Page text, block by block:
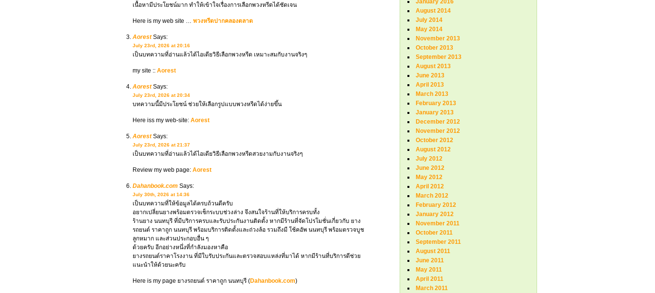
เนื้อหามีประโยชน์มาก ทำให้เข้าใจเรื่องการเลือกพวงหรีดได้ชัดเจน
Here is my web site … พวงหรีดปากคลองตลาด
AorestSays:
July 23rd, 2026 at 20:16
เป็นบทความที่อ่านแล้วได้ไอเดียวิธีเลือกพวงหรีด เหมาะสมกับงานจริงๆ
my site :: Aorest
AorestSays:
July 23rd, 2026 at 20:34
บทความนี้มีประโยชน์ ช่วยให้เลือกรูปแบบพวงหรีดได้ง่ายขึ้น
Here iss my web-site: Aorest
AorestSays:
July 23rd, 2026 at 21:37
เป็นบทความที่อ่านแล้วได้ไอเดียวิธีเลือกพวงหรีดสวยงามกับงานจริงๆ
Review my web page: Aorest
Dahanbook.com Says:
July 30th, 2026 at 14:36
เป็นบทความที่ให้ข้อมูลได้ครบถ้วนดีครับ
อยากเปลี่ยนยางพร้อมตรวจเช็กระบบช่วงล่าง จึงสนใจร้านที่ให้บริการครบทั้ง
ร้านยาง นนทบุรี ที่มีบริการครบและรับประกันงานติดตั้ง หากมีร้านที่จัดโปรโมชั่นเกี่ยวกับ ยาง
รถยนต์ ราคาถูก นนทบุรี พร้อมบริการติดตั้งและถ่วงล้อ รวมถึงมี โช้คอัพ นนทบุรี พร้อมตรวจบูช
ลูกหมาก และส่วนประกอบอื่น ๆ
ด้วยครับ อีกอย่างหนึ่งที่กำลังมองหาคือ
ยางรถยนต์ราคาโรงงาน ที่มีใบรับประกันและตรวจสอบแหล่งที่มาได้ หากมีร้านที่บริการดีช่วย
แนะนำให้ด้วยนะครับ
Here is my page ยางรถยนต์ ราคาถูก นนทบุรี (Dahanbook.com)
January 2016
August 2014
July 2014
May 2014
November 2013
October 2013
September 2013
August 2013
June 2013
April 2013
March 2013
February 2013
January 2013
December 2012
November 2012
October 2012
August 2012
July 2012
June 2012
May 2012
April 2012
March 2012
February 2012
January 2012
November 2011
October 2011
September 2011
August 2011
June 2011
May 2011
April 2011
March 2011